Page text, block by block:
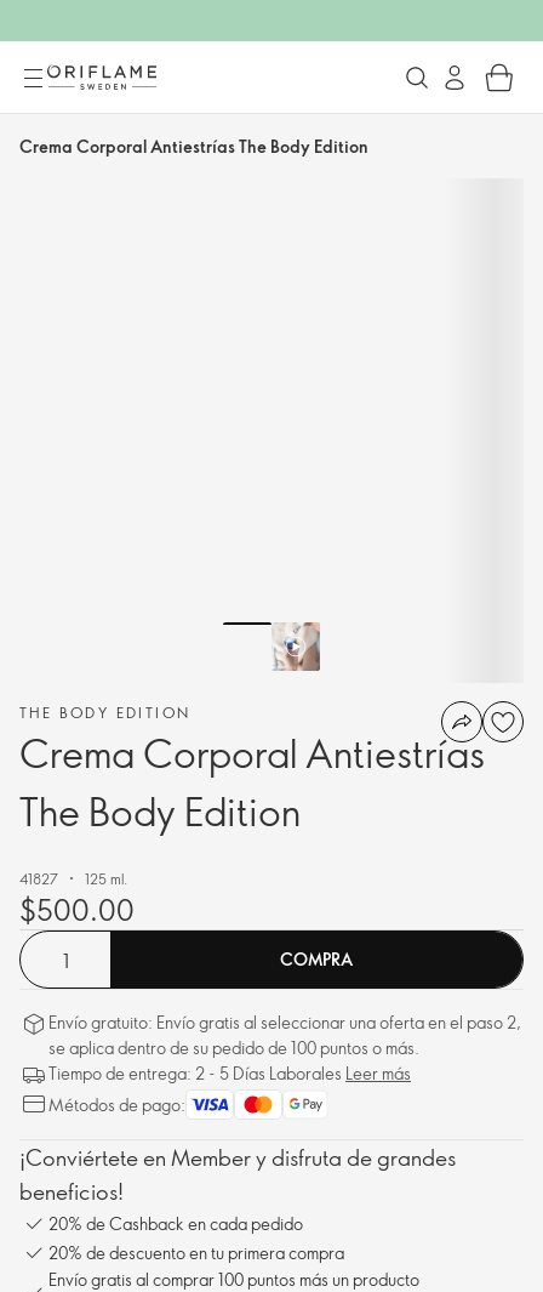
Crema Corporal Antiestrías The Body Edition
THE BODY EDITION
Crema Corporal Antiestrías
The Body Edition
41827 125 ml.
$500.00
COMPRA
Envío gratuito: Envío gratis al seleccionar una oferta en el paso 2,
se aplica dentro de su pedido de 100 puntos o más.
Tiempo de entrega: 2 - 5 Días Laborales Leer más
Métodos de pago:
¡Conviértete en Member y disfruta de grandes
beneficios!
20% de Cashback en cada pedido
20% de descuento en tu primera compra
Envío gratis al comprar 100 puntos más un producto